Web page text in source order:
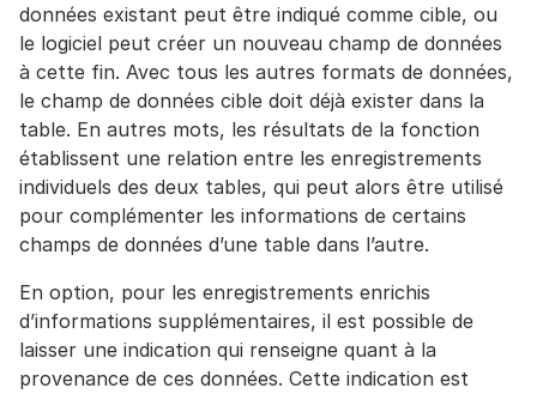
données existant peut être indiqué comme cible, ou
le logiciel peut créer un nouveau champ de données
à cette fin. Avec tous les autres formats de données,
le champ de données cible doit déjà exister dans la
table. En autres mots, les résultats de la fonction
établissent une relation entre les enregistrements
individuels des deux tables, qui peut alors être utilisé
pour complémenter les informations de certains
champs de données d’une table dans l’autre.
En option, pour les enregistrements enrichis
d’informations supplémentaires, il est possible de
laisser une indication qui renseigne quant à la
provenance de ces données. Cette indication est